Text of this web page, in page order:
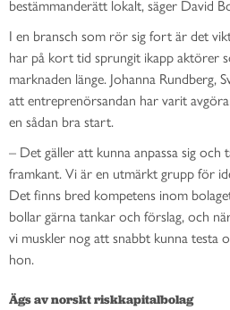
bestämmanderätt lokalt, säger David
I en bransch som rör sig fort är det
har på kort tid sprungit ikapp aktörer
marknaden länge. Johanna Rundberg,
att entreprenörsandan har varit
en sådan bra start.
– Det gäller att kunna anpassa sig
framkant. Vi är en utmärkt grupp för
Det finns bred kompetens inom
bollar gärna tankar och förslag, och
vi muskler nog att snabbt kunna testa
hon.
Ägs av norskt riskkapitalbolag